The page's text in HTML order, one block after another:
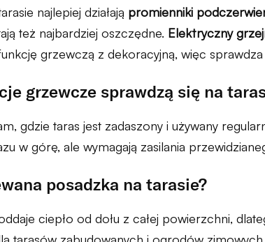
najlepiej działają promienniki
też najbardziej oszczędne. Elektryczny
grzewczą z dekoracyjną, więc
grzewcze sprawdzą się na
gdzie taras jest zadaszony i używany
w górę, ale wymagają zasilania
posadzka na tarasie?
ciepło od dołu z całej powierzchni,